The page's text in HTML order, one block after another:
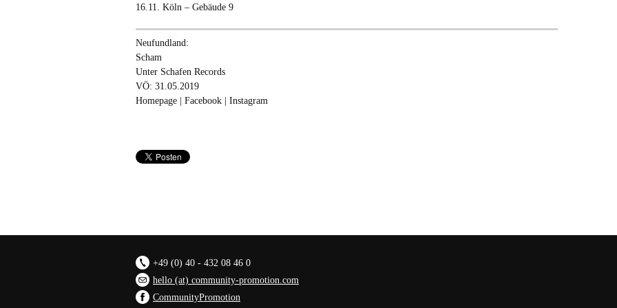
16.11. Köln – Gebäude 9
Neufundland:
Scham
Unter Schafen Records
VÖ: 31.05.2019
Homepage | Facebook | Instagram
+49 (0) 40 - 432 08 46 0
hello (at) community-promotion.com
CommunityPromotion